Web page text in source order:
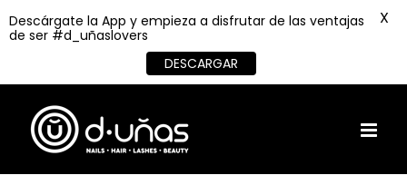
content
Descárgate la App y empieza a disfrutar de las ventajas
de ser #d_uñaslovers
DESCARGAR
X